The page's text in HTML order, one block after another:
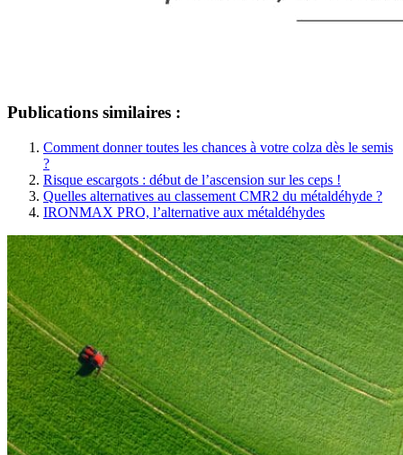
Publications similaires :
Comment donner toutes les chances à votre colza dès le semis
?
Risque escargots : début de l’ascension sur les ceps !
Quelles alternatives au classement CMR2 du métaldéhyde ?
IRONMAX PRO, l’alternative aux métaldéhydes